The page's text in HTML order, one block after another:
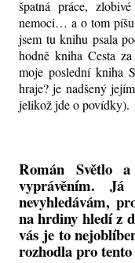
špatná práce,
nemoci… a o tom
jsem tu knihu psala
hodně kniha Cesta
moje poslední kniha
hraje? je nadšený
jelikož jde o povídky).
Román Světlo
vyprávěním.
nevyhledávám,
na hrdiny hledí z
vás je to
rozhodla pro tento